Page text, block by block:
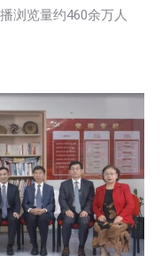
浏览量约460余万人